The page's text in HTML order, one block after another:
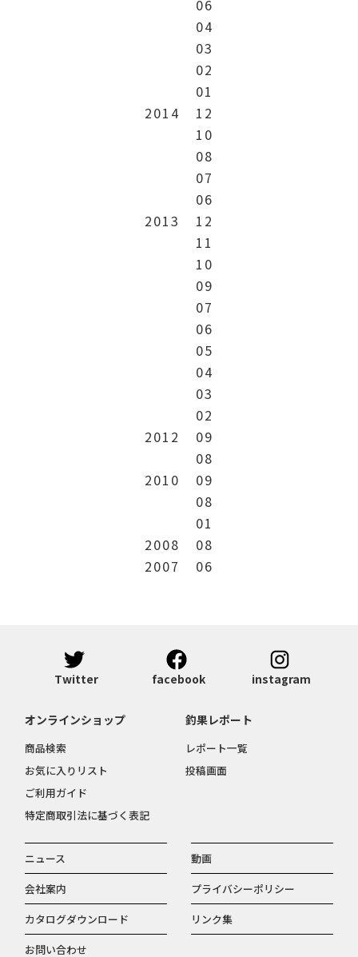
06
04
03
02
01
2014
12
10
08
07
06
2013
12
11
10
09
07
06
05
04
03
02
2012
09
08
2010
09
08
01
2008
08
2007
06
Twitter facebook instagram
ニュース
動画
会社案内
プライバシーポリシー
カタログダウンロード
リンク集
お問い合わせ
オンラインショップ
商品検索
お気に入りリスト
ご利用ガイド
特定商取引法に基づく表記
釣果レポート
レポート一覧
投稿画面